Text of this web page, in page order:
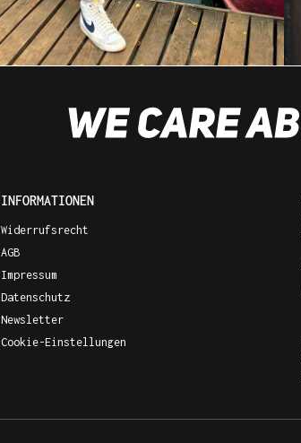
INFORMATIONEN
Widerrufsrecht
AGB
Impressum
Datenschutz
Newsletter
Cookie-Einstellungen